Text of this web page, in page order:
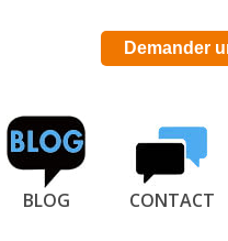
Demander
BLOG CONTACT